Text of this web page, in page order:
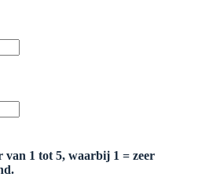
van 1 tot 5, waarbij 1 = zeer